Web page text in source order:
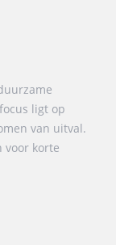
ligt op
van uitval.
voor korte